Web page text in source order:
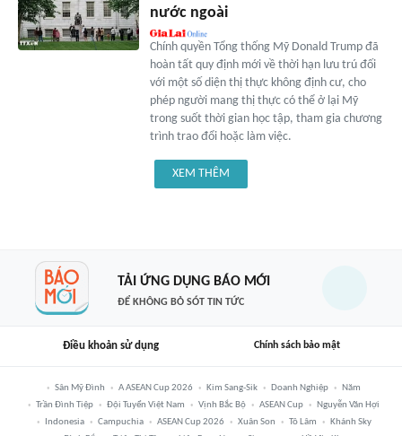
nước ngoài
Chính quyền Tổng thống Mỹ Donald Trump đã
hoàn tất quy định mới về thời hạn lưu trú đối
với một số diện thị thực không định cư, cho
phép người mang thị thực có thể ở lại Mỹ
trong suốt thời gian học tập, tham gia chương
trình trao đổi hoặc làm việc.
XEM THÊM
TẢI ỨNG DỤNG BÁO MỚI
ĐỂ KHÔNG BỎ SÓT TIN TỨC
Điều khoản sử dụng Chính sách bảo mật
Sân Mỹ Đình A ASEAN Cup 2026 Kim Sang-Sik Doanh Nghiệp
Năm
Trần Đình Tiệp
Đội Tuyển Việt Nam Vịnh Bắc Bộ ASEAN Cup
Nguyễn Văn Hợi
Indonesia
Campuchia ASEAN Cup 2026 Xuân Son Tô Lâm
Khánh Sky